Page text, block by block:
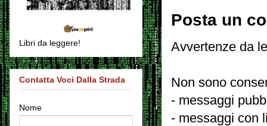
Posta un
Avvertenze da
Non sono
- messaggi
- messaggi con
Libri da leggere!
Contatta Voci Dalla Strada
Nome